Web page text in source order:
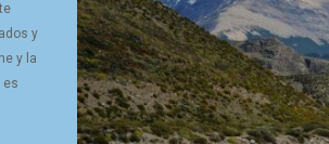
y
y la
es